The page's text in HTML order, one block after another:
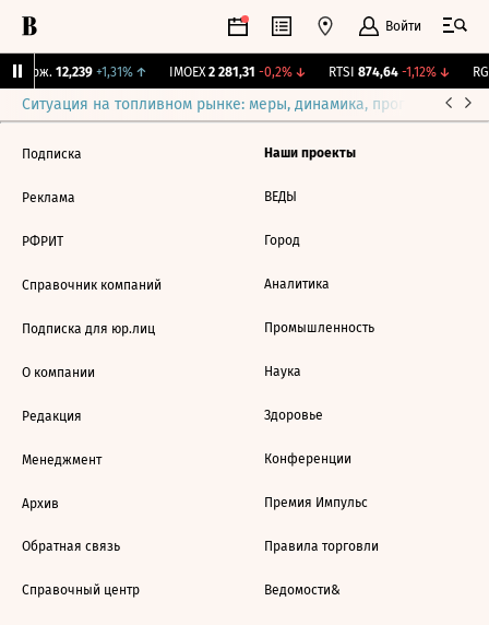
Войти
Бирж. 12,239 +1,31%↑ IMOEX 2 281,31 -0,2%↓ RTSI 874,64 -1,12%↓
Ситуация на топливном рынке: меры, динамика, прогнозы
Подписка
Реклама
РФРИТ
Справочник компаний
Подписка для юр.лиц
О компании
Редакция
Менеджмент
Архив
Обратная связь
Справочный центр
Наши проекты
ВЕДЫ
Город
Аналитика
Промышленность
Наука
Здоровье
Конференции
Премия Импульс
Правила торговли
Ведомости&